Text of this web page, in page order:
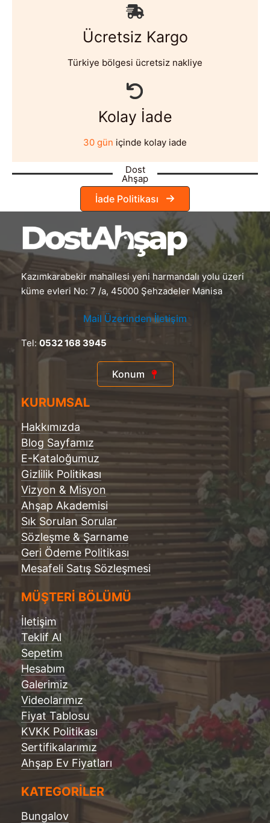
Ücretsiz Kargo
Türkiye bölgesi ücretsiz nakliye
Kolay İade
30 gün içinde kolay iade
Dost
Ahşap
İade Politikası
Kazımkarabekir mahallesi yeni harmandalı yolu üzeri
küme evleri No: 7 /a, 45000 Şehzadeler Manisa
Mail Üzerinden İletişim
Tel: 0532 168 3945
Konum
KURUMSAL
Hakkımızda
Blog Sayfamız
E-Kataloğumuz
Gizlilik Politikası
Vizyon & Misyon
Ahşap Akademisi
Sık Sorulan Sorular
Sözleşme & Şarname
Geri Ödeme Politikası
Mesafeli Satış Sözleşmesi
MÜŞTERİ BÖLÜMÜ
İletişim
Teklif Al
Sepetim
Hesabım
Galerimiz
Videolarımız
Fiyat Tablosu
KVKK Politikası
Sertifikalarımız
Ahşap Ev Fiyatları
KATEGORİLER
Bungalov